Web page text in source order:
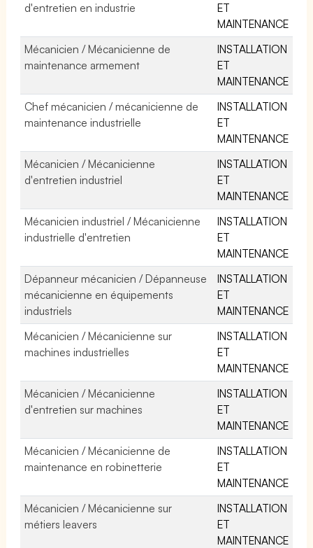
d'entretien en industrie
ET
MAINTENANCE
Mécanicien / Mécanicienne de
maintenance armement
INSTALLATION
ET
MAINTENANCE
Chef mécanicien / mécanicienne de
maintenance industrielle
INSTALLATION
ET
MAINTENANCE
Mécanicien / Mécanicienne
d'entretien industriel
INSTALLATION
ET
MAINTENANCE
Mécanicien industriel / Mécanicienne
industrielle d'entretien
INSTALLATION
ET
MAINTENANCE
Dépanneur mécanicien / Dépanneuse
mécanicienne en équipements
industriels
INSTALLATION
ET
MAINTENANCE
Mécanicien / Mécanicienne sur
machines industrielles
INSTALLATION
ET
MAINTENANCE
Mécanicien / Mécanicienne
d'entretien sur machines
INSTALLATION
ET
MAINTENANCE
Mécanicien / Mécanicienne de
maintenance en robinetterie
INSTALLATION
ET
MAINTENANCE
Mécanicien / Mécanicienne sur
métiers leavers
INSTALLATION
ET
MAINTENANCE